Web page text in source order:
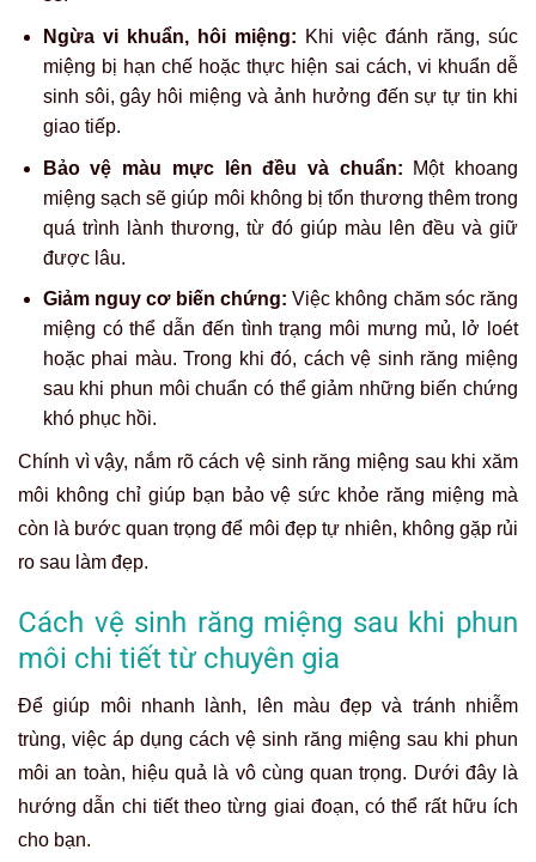
Ngừa vi khuẩn, hôi miệng: Khi việc đánh răng, súc
miệng bị hạn chế hoặc thực hiện sai cách, vi khuẩn dễ
sinh sôi, gây hôi miệng và ảnh hưởng đến sự tự tin khi
giao tiếp.
Bảo vệ màu mực lên đều và chuẩn: Một khoang
miệng sạch sẽ giúp môi không bị tổn thương thêm trong
quá trình lành thương, từ đó giúp màu lên đều và giữ
được lâu.
Giảm nguy cơ biến chứng: Việc không chăm sóc răng
miệng có thể dẫn đến tình trạng môi mưng mủ, lở loét
hoặc phai màu. Trong khi đó, cách vệ sinh răng miệng
sau khi phun môi chuẩn có thể giảm những biến chứng
khó phục hồi.
Chính vì vậy, nắm rõ cách vệ sinh răng miệng sau khi xăm
môi không chỉ giúp bạn bảo vệ sức khỏe răng miệng mà
còn là bước quan trọng để môi đẹp tự nhiên, không gặp rủi
ro sau làm đẹp.
Cách vệ sinh răng miệng sau khi phun
môi chi tiết từ chuyên gia
Để giúp môi nhanh lành, lên màu đẹp và tránh nhiễm
trùng, việc áp dụng cách vệ sinh răng miệng sau khi phun
môi an toàn, hiệu quả là vô cùng quan trọng. Dưới đây là
hướng dẫn chi tiết theo từng giai đoạn, có thể rất hữu ích
cho bạn.